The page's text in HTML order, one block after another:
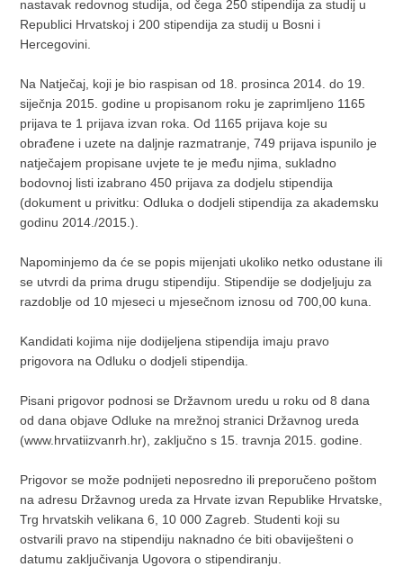
nastavak redovnog studija, od čega 250 stipendija za studij u
Republici Hrvatskoj i 200 stipendija za studij u Bosni i
Hercegovini.
Na Natječaj, koji je bio raspisan od 18. prosinca 2014. do 19.
siječnja 2015. godine u propisanom roku je zaprimljeno 1165
prijava te 1 prijava izvan roka. Od 1165 prijava koje su
obrađene i uzete na daljnje razmatranje, 749 prijava ispunilo je
natječajem propisane uvjete te je među njima, sukladno
bodovnoj listi izabrano 450 prijava za dodjelu stipendija
(dokument u privitku: Odluka o dodjeli stipendija za akademsku
godinu 2014./2015.).
Napominjemo da će se popis mijenjati ukoliko netko odustane ili
se utvrdi da prima drugu stipendiju. Stipendije se dodjeljuju za
razdoblje od 10 mjeseci u mjesečnom iznosu od 700,00 kuna.
Kandidati kojima nije dodijeljena stipendija imaju pravo
prigovora na Odluku o dodjeli stipendija.
Pisani prigovor podnosi se Državnom uredu u roku od 8 dana
od dana objave Odluke na mrežnoj stranici Državnog ureda
(www.hrvatiizvanrh.hr), zaključno s 15. travnja 2015. godine.
Prigovor se može podnijeti neposredno ili preporučeno poštom
na adresu Državnog ureda za Hrvate izvan Republike Hrvatske,
Trg hrvatskih velikana 6, 10 000 Zagreb. Studenti koji su
ostvarili pravo na stipendiju naknadno će biti obaviješteni o
datumu zaključivanja Ugovora o stipendiranju.